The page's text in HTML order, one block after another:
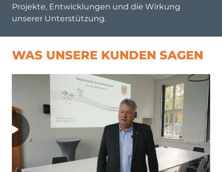
Projekte, Entwicklungen und die Wirkung
unserer Unterstützung.
WAS UNSERE KUNDEN SAGEN